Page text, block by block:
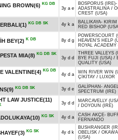
BROWN(6) KG DB
3y a e
BOSPORUS (IRE)-
ADASTRALINA /
CREST (USA)
KG DB SK 4y k a BALLIKAYA- KIRIM
RED BISHOP
BEY(2) K DB 8y d g
POWERSCOURT
HEAVEN'S HELP
ROYAL ACADEMY
MIA(8) KG DB SK
3y d d
THREE VALLEYS
BYE FUJI (USA) /
QUALITY (USA)
VALENTINE(4) KG DB
4y d a WIN RIVER WIN
ÇİKİTAY / LUXOR
KG DB SK 3y d e GALİPHAN -
SPECTRUM (IRE)
LAW JUSTICE(11)
3y d d MARCAVELLY
/ DOYOUN (IRE)
KG SK 4y d a CASH AKÇE-
FERNANDO
KG SK 4y d k
BUSHRANGER
OBELISK /
(USA)